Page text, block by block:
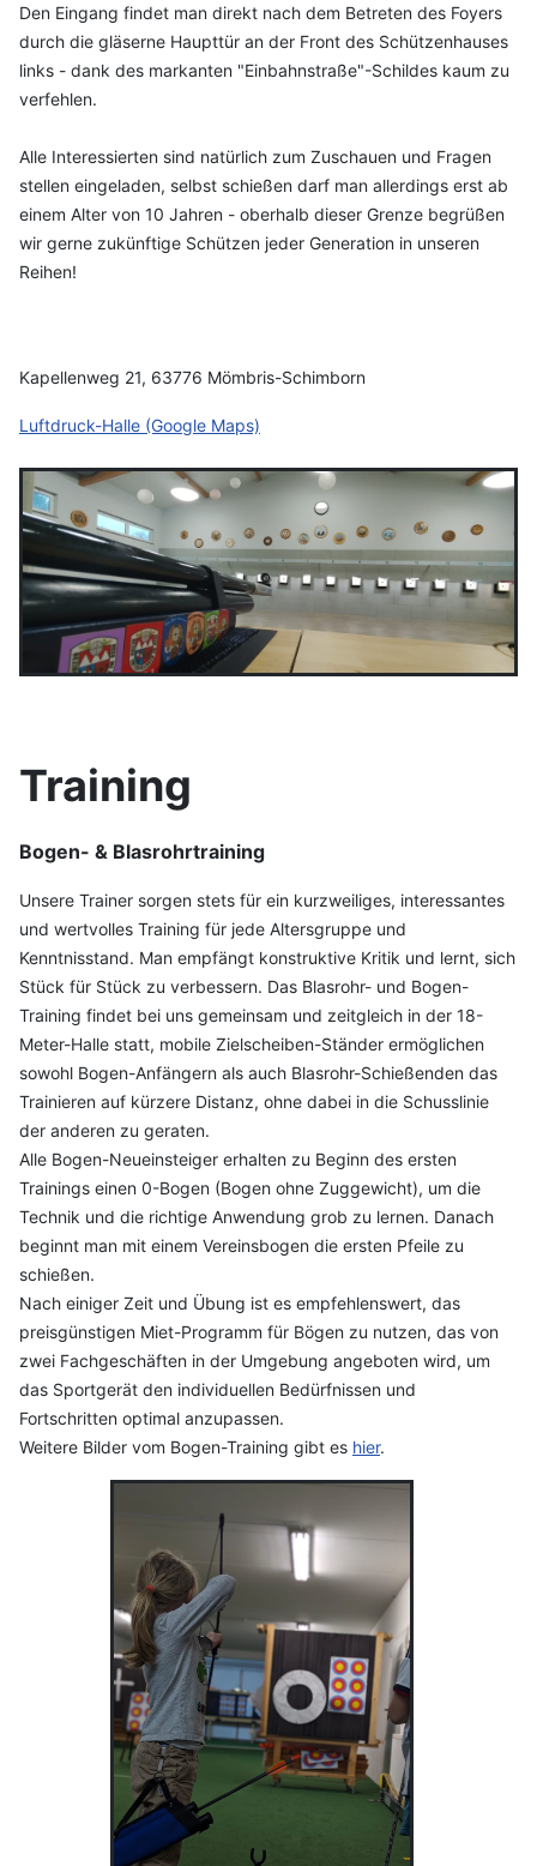
Den Eingang findet man direkt nach dem Betreten des Foyers
durch die gläserne Haupttür an der Front des Schützenhauses
links - dank des markanten "Einbahnstraße"-Schildes kaum zu
verfehlen.
Alle Interessierten sind natürlich zum Zuschauen und Fragen
stellen eingeladen, selbst schießen darf man allerdings erst ab
einem Alter von 10 Jahren - oberhalb dieser Grenze begrüßen
wir gerne zukünftige Schützen jeder Generation in unseren
Reihen!
Kapellenweg 21, 63776 Mömbris-Schimborn
Luftdruck-Halle (Google Maps)
Training
Bogen- & Blasrohrtraining
Unsere Trainer sorgen stets für ein kurzweiliges, interessantes
und wertvolles Training für jede Altersgruppe und
Kenntnisstand. Man empfängt konstruktive Kritik und lernt, sich
Stück für Stück zu verbessern. Das Blasrohr- und Bogen-
Training findet bei uns gemeinsam und zeitgleich in der 18-
Meter-Halle statt, mobile Zielscheiben-Ständer ermöglichen
sowohl Bogen-Anfängern als auch Blasrohr-Schießenden das
Trainieren auf kürzere Distanz, ohne dabei in die Schusslinie
der anderen zu geraten.
Alle Bogen-Neueinsteiger erhalten zu Beginn des ersten
Trainings einen 0-Bogen (Bogen ohne Zuggewicht), um die
Technik und die richtige Anwendung grob zu lernen. Danach
beginnt man mit einem Vereinsbogen die ersten Pfeile zu
schießen.
Nach einiger Zeit und Übung ist es empfehlenswert, das
preisgünstigen Miet-Programm für Bögen zu nutzen, das von
zwei Fachgeschäften in der Umgebung angeboten wird, um
das Sportgerät den individuellen Bedürfnissen und
Fortschritten optimal anzupassen.
Weitere Bilder vom Bogen-Training gibt es hier.